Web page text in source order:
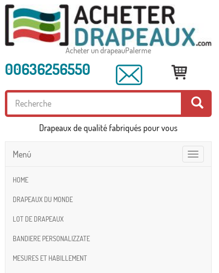
Acheter un drapeauPalerme
00636256550
Drapeaux de qualité fabriqués pour vous
Toggle
navigation
Menú
HOME
DRAPEAUX DU MONDE
LOT DE DRAPEAUX
BANDIERE PERSONALIZZATE
MESURES ET HABILLEMENT